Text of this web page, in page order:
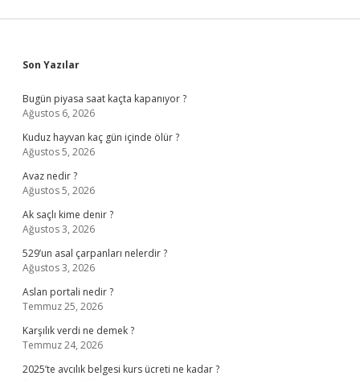
Sidebar
Son Yazılar
Bugün piyasa saat kaçta kapanıyor ?
Ağustos 6, 2026
Kuduz hayvan kaç gün içinde ölür ?
Ağustos 5, 2026
Avaz nedir ?
Ağustos 5, 2026
Ak saçlı kime denir ?
Ağustos 3, 2026
529’un asal çarpanları nelerdir ?
Ağustos 3, 2026
Aslan portali nedir ?
Temmuz 25, 2026
Karşılık verdi ne demek ?
Temmuz 24, 2026
2025’te avcılık belgesi kurs ücreti ne kadar ?